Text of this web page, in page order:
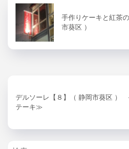
手作りケーキと紅茶
市葵区 ）
デルソーレ【８】（ 静岡市葵区 ）
テーキ≫